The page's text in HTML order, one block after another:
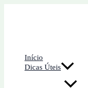
Início
Dicas Úteis